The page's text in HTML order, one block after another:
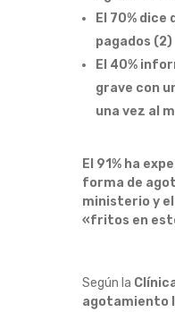
El 70% dice
pagados (2)
El 40%
grave con
una vez al
El 91% ha
forma de
ministerio y el
«fritos en
Según la
agotamiento